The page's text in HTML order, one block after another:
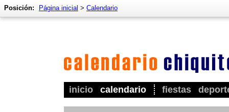
inicio calendario fiestas
Posición: Página inicial > Calendario